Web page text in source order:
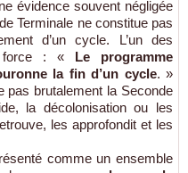
évidence souvent négligée
Terminale ne constitue pas
d’un cycle. L’un des
force : « Le programme
la fin d’un cycle. »
pas brutalement la Seconde
la décolonisation ou les
les approfondit et les
comme un ensemble